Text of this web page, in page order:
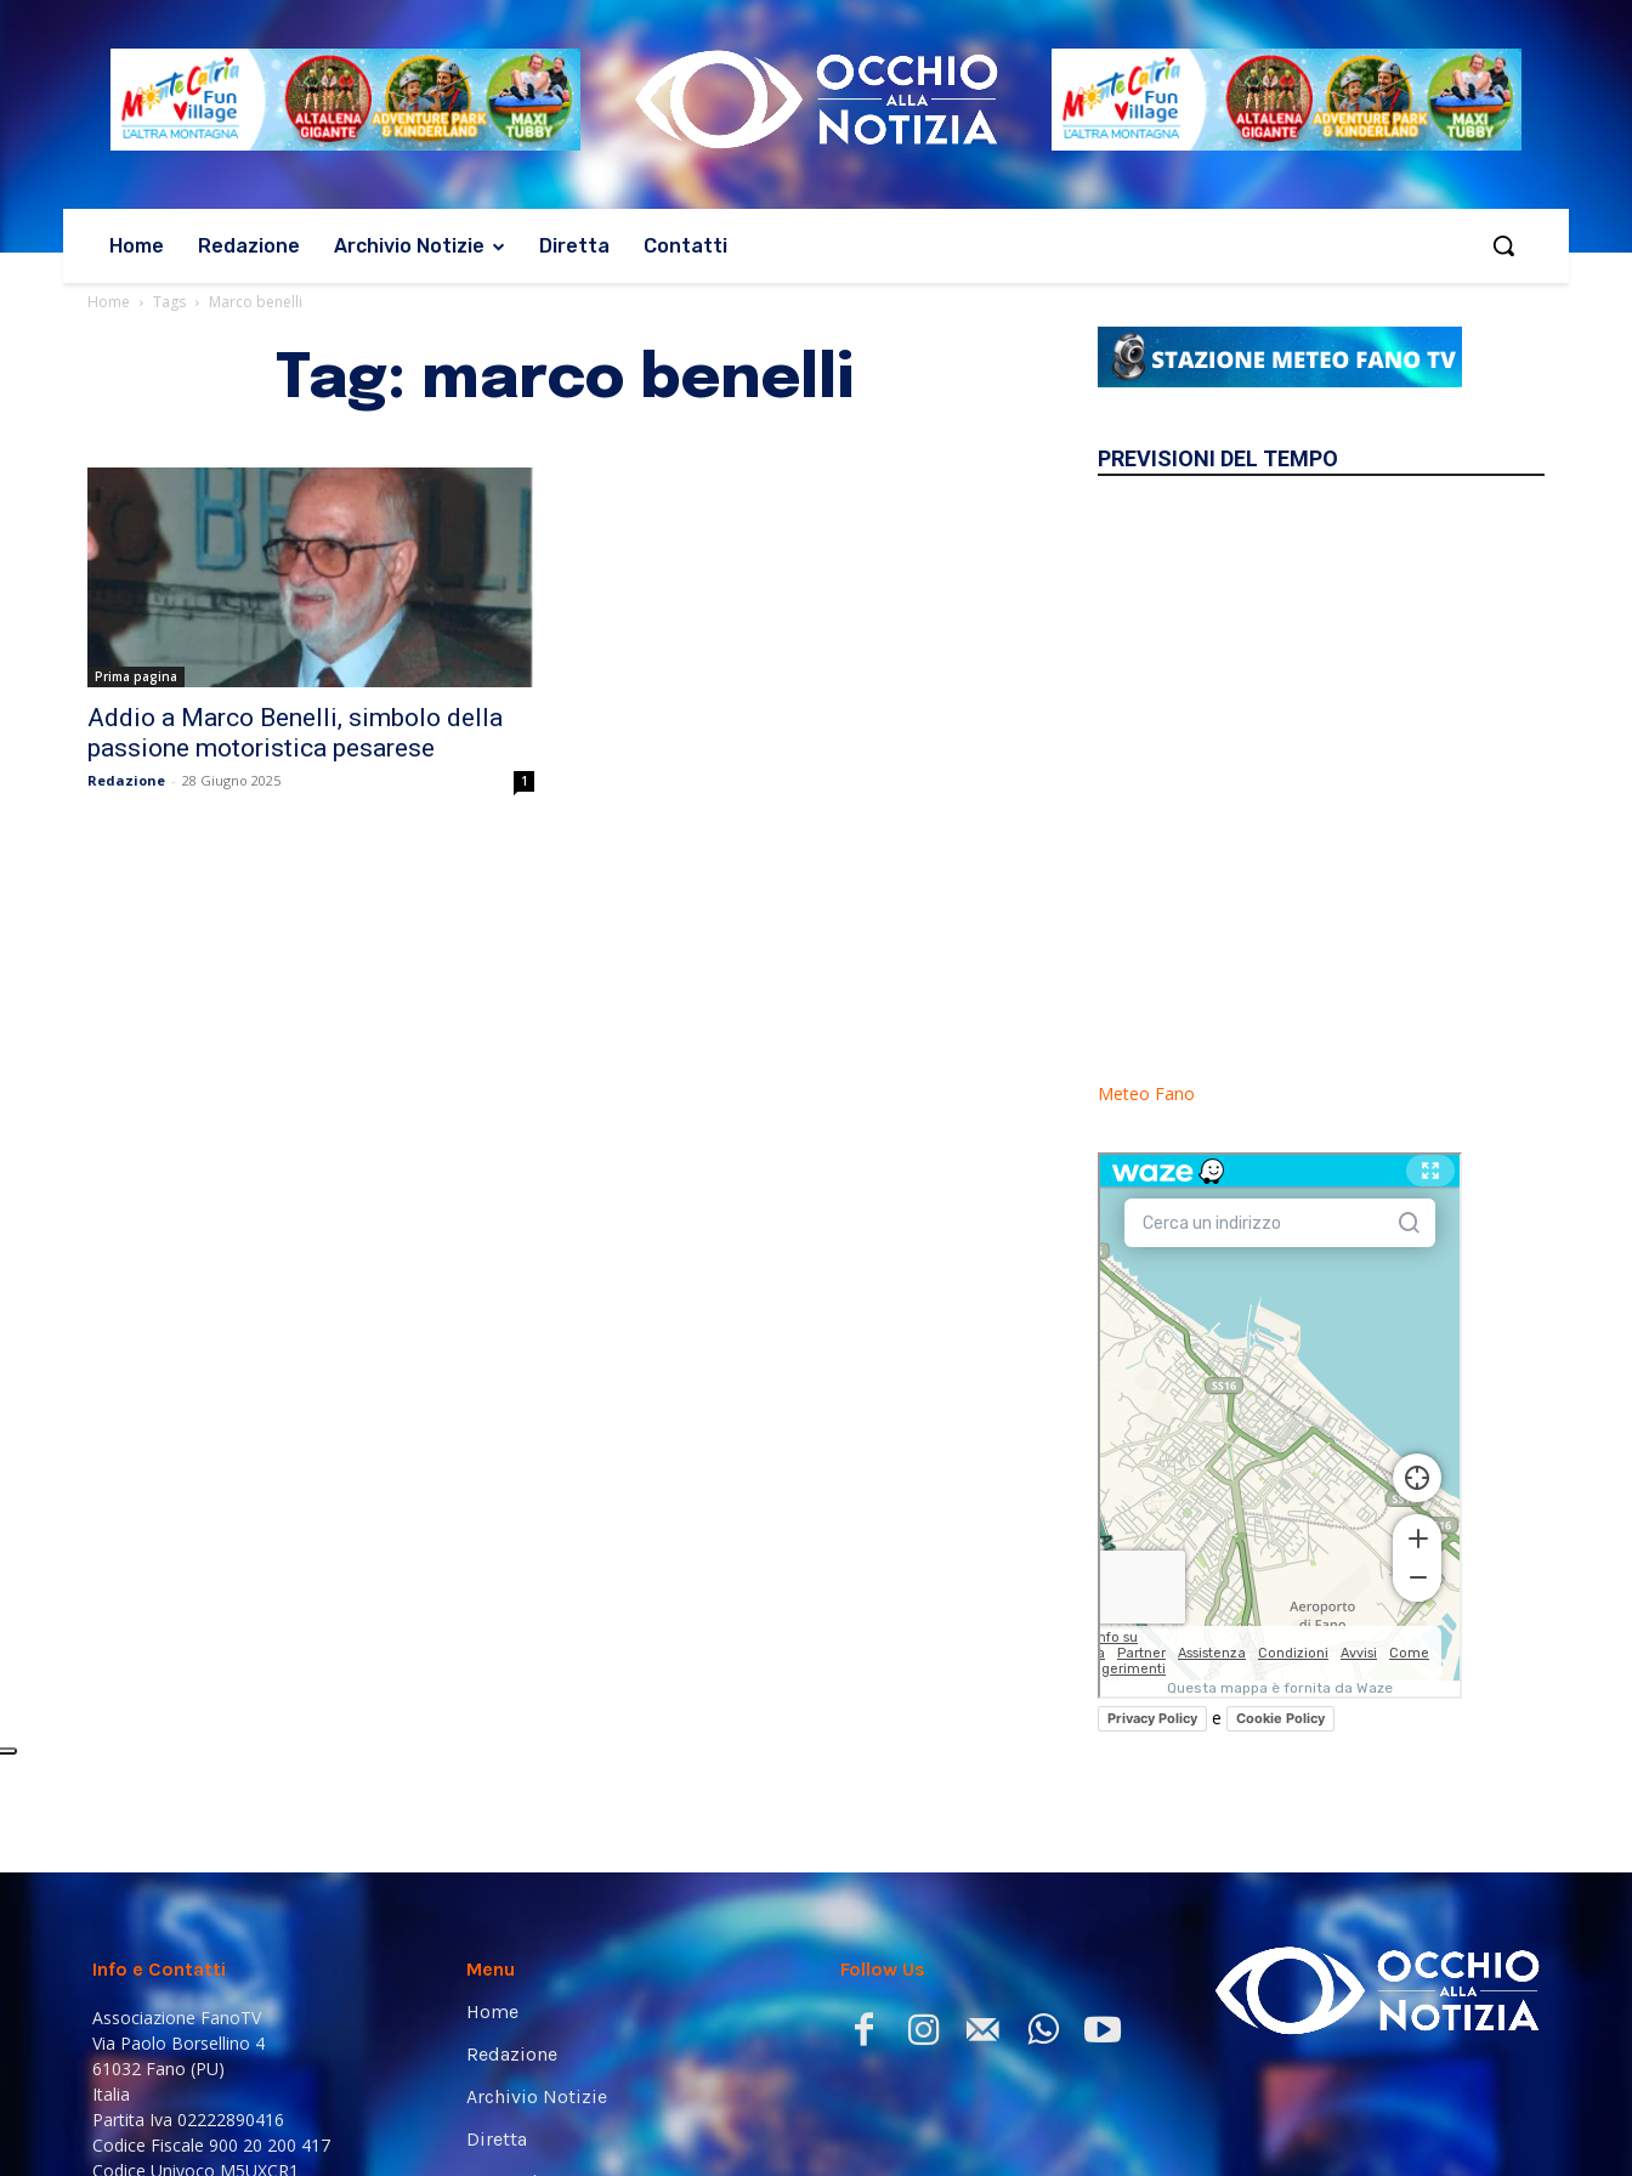
Home Redazione Archivio Notizie Diretta Contatti
Home Tags Marco benelli
Tag: marco benelli
Prima pagina
Addio a Marco Benelli, simbolo della
passione motoristica pesarese
Redazione - 28 Giugno 2025 1
PREVISIONI DEL TEMPO
Meteo Fano
Privacy Policy e Cookie Policy
Info e Contatti
Associazione FanoTV
Via Paolo Borsellino 4
61032 Fano (PU)
Italia
Partita Iva 02222890416
Codice Fiscale 900 20 200 417
Codice Univoco M5UXCR1
Menu
Home
Redazione
Archivio Notizie
Diretta
Follow Us